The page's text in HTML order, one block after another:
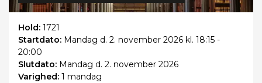
Hold: 1721
Startdato: Mandag d. 2. november 2026 kl. 18:15 -
20:00
Slutdato: Mandag d. 2. november 2026
Varighed: 1 mandag